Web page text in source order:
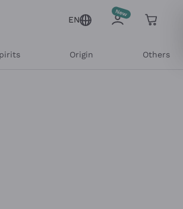
EN
Origin Others